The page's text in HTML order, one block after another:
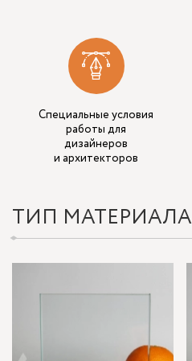
Специальные условия
работы для
дизайнеров
и архитекторов
ТИП МАТЕРИАЛА